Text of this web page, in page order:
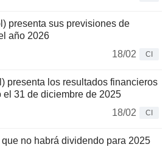
presenta sus previsiones de
año 2026
18/02
CI
presenta los resultados financieros
31 de diciembre de 2025
18/02
CI
no habrá dividendo para 2025